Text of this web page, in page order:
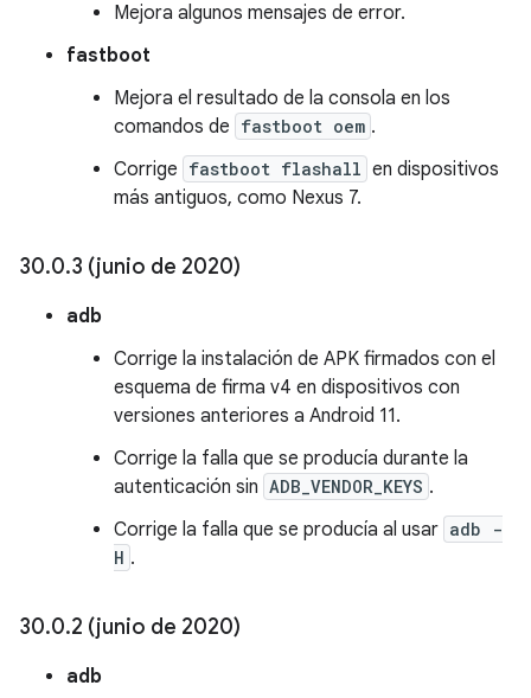
Mejora algunos mensajes de error.
fastboot
Mejora el resultado de la consola en los
comandos de fastboot oem .
Corrige fastboot flashall en dispositivos
más antiguos, como Nexus 7.
30.0.3 (junio de 2020)
adb
Corrige la instalación de APK firmados con el
esquema de firma v4 en dispositivos con
versiones anteriores a Android 11.
Corrige la falla que se producía durante la
autenticación sin ADB_VENDOR_KEYS .
Corrige la falla que se producía al usar adb -
H .
30.0.2 (junio de 2020)
adb